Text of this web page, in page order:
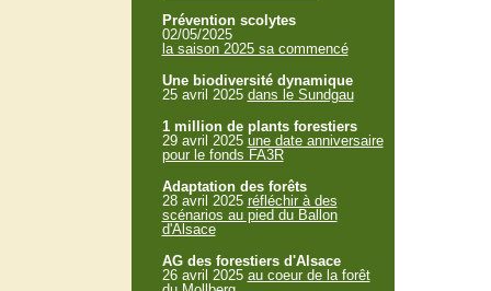
Prévention scolytes
02/05/2025
la saison 2025 sa commencé
Une biodiversité dynamique
25 avril 2025 dans le Sundgau
1 million de plants forestiers
29 avril 2025 une date anniversaire
pour le fonds FA3R
Adaptation des forêts
28 avril 2025 réfléchir à des
scénarios au pied du Ballon
d'Alsace
AG des forestiers d'Alsace
26 avril 2025 au coeur de la forêt